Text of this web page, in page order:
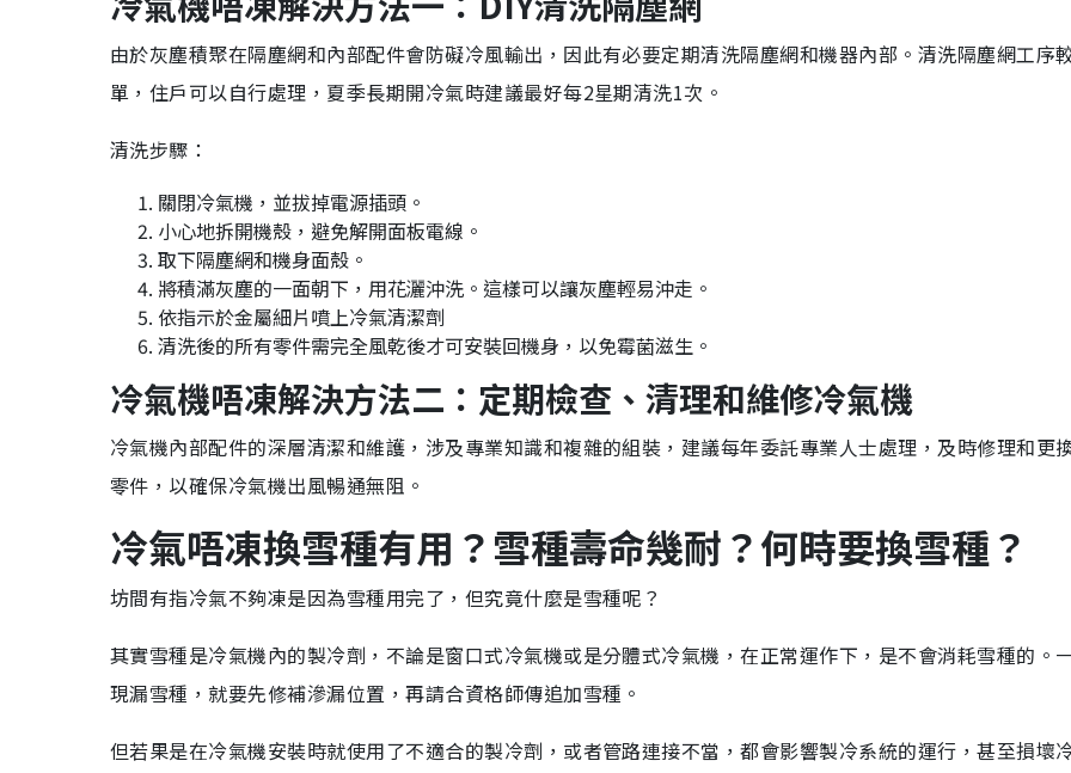
由於灰塵積聚在隔塵網和內部配件會防礙冷風輸出，因此有必要定期清洗隔塵網和機器內部。清洗隔塵網工序
單，住戶可以自行處理，夏季長期開冷氣時建議最好每2星期清洗1次。
清洗步驟：
關閉冷氣機，並拔掉電源插頭。
小心地拆開機殼，避免解開面板電線。
取下隔塵網和機身面殼。
將積滿灰塵的一面朝下，用花灑沖洗。這樣可以讓灰塵輕易沖走。
依指示於金屬細片噴上冷氣清潔劑
清洗後的所有零件需完全風乾後才可安裝回機身，以免霉菌滋生。
冷氣機唔凍解決方法二：定期檢查、清理和維修冷氣機
冷氣機內部配件的深層清潔和維護，涉及專業知識和複雜的組裝，建議每年委託專業人士處理，及時修理和更
零件，以確保冷氣機出風暢通無阻。
冷氣唔凍換雪種有用？雪種壽命幾耐？何時要換雪種？
坊間有指冷氣不夠凍是因為雪種用完了，但究竟什麼是雪種呢？
其實雪種是冷氣機內的製冷劑，不論是窗口式冷氣機或是分體式冷氣機，在正常運作下，是不會消耗雪種的。
現漏雪種，就要先修補滲漏位置，再請合資格師傳追加雪種。
但若果是在冷氣機安裝時就使用了不適合的製冷劑，或者管路連接不當，都會影響製冷系統的運行，甚至損壞